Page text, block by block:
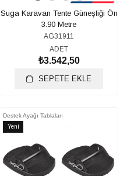
Suga Karavan Tente Güneşliği Ön
3.90 Metre
AG31911
ADET
₺3.542,50
SEPETE EKLE
Destek Ayağı Tablaları
Yeni